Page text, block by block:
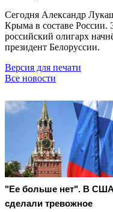
Сегодня Александр
Крыма в составе России.
российский олигарх
президент Белоруссии.
Версия для печати
Все новости
"Ее больше нет". В США
сделали тревожное